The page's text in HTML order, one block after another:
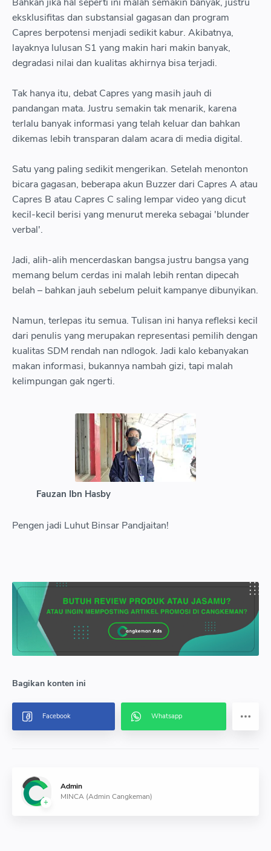
eksklusifitas dan substansial gagasan dan program
Capres berpotensi menjadi sedikit kabur. Akibatnya,
layaknya lulusan S1 yang makin hari makin banyak,
degradasi nilai dan kualitas akhirnya bisa terjadi.
Tak hanya itu, debat Capres yang masih jauh di
pandangan mata. Justru semakin tak menarik, karena
terlalu banyak informasi yang telah keluar dan bahkan
dikemas lebih transparan dalam acara di media digital.
Satu yang paling sedikit mengerikan. Setelah menonton
bicara gagasan, beberapa akun Buzzer dari Capres A atau
Capres B atau Capres C saling lempar video yang dicut
kecil-kecil berisi yang menurut mereka sebagai 'blunder
verbal'.
Jadi, alih-alih mencerdaskan bangsa justru bangsa yang
memang belum cerdas ini malah lebih rentan dipecah
belah – bahkan jauh sebelum peluit kampanye dibunyikan.
Namun, terlepas itu semua. Tulisan ini hanya refleksi kecil
dari penulis yang merupakan representasi pemilih dengan
kualitas SDM rendah nan ndlogok. Jadi kalo kebanyakan
makan informasi, bukannya nambah gizi, tapi malah
kelimpungan gak ngerti.
Fauzan Ibn Hasby
Pengen jadi Luhut Binsar Pandjaitan!
Admin
MINCA (Admin Cangkeman)